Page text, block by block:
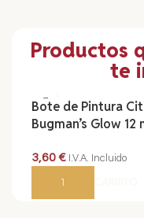
Productos
te
Bote de Pintura
Bugman’s Glow 12
3,60€ I.V.A. Incluido
AÑADIR AL CARRITO